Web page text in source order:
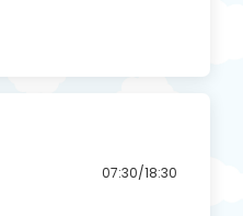
07:30/18:30